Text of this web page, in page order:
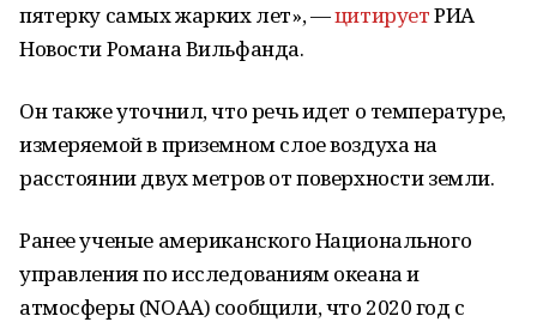
пятерку самых жарких лет», —цитируетРИА
Новости Романа Вильфанда.
Он также уточнил, что речь идет о температуре,
измеряемой в приземном слое воздуха на
расстоянии двух метров от поверхности земли.
Ранее ученые американского Национального
управления по исследованиям океана и
атмосферы (NOAA) сообщили, что 2020 год с